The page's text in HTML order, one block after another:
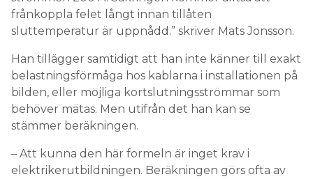
frånkoppla felet långt innan tillåten
sluttemperatur är uppnådd.” skriver Mats Jonsson.
Han tillägger samtidigt att han inte känner till exakt
belastningsförmåga hos kablarna i installationen på
bilden, eller möjliga kortslutningsströmmar som
behöver mätas. Men utifrån det han kan se
stämmer beräkningen.
– Att kunna den här formeln är inget krav i
elektrikerutbildningen. Beräkningen görs ofta av